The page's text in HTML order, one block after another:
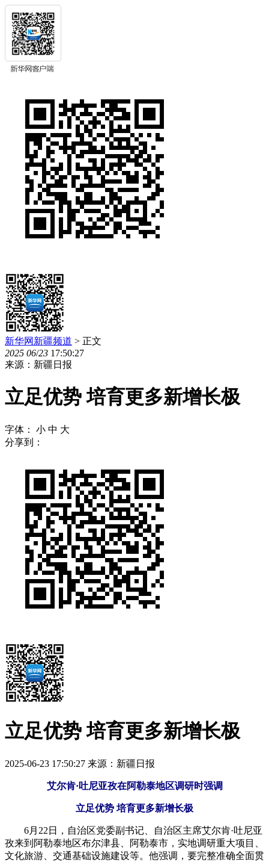
新华网新疆频道 > 正文
2025 06/23 17:50:27
来源：新疆日报
立足优势 培育更多新增长极
字体： 小 中 大
分享到：
立足优势 培育更多新增长极
2025-06-23 17:50:27 来源：新疆日报
艾尔肯·吐尼亚孜在阿勒泰地区调研时强调
立足优势 培育更多新增长极
6月22日，自治区党委副书记、自治区主席艾尔肯·吐尼亚
孜来到阿勒泰地区布尔津县、阿勒泰市，实地调研重大项目、
文化旅游、交通基础设施建设等。他强调，要完整准确全面贯